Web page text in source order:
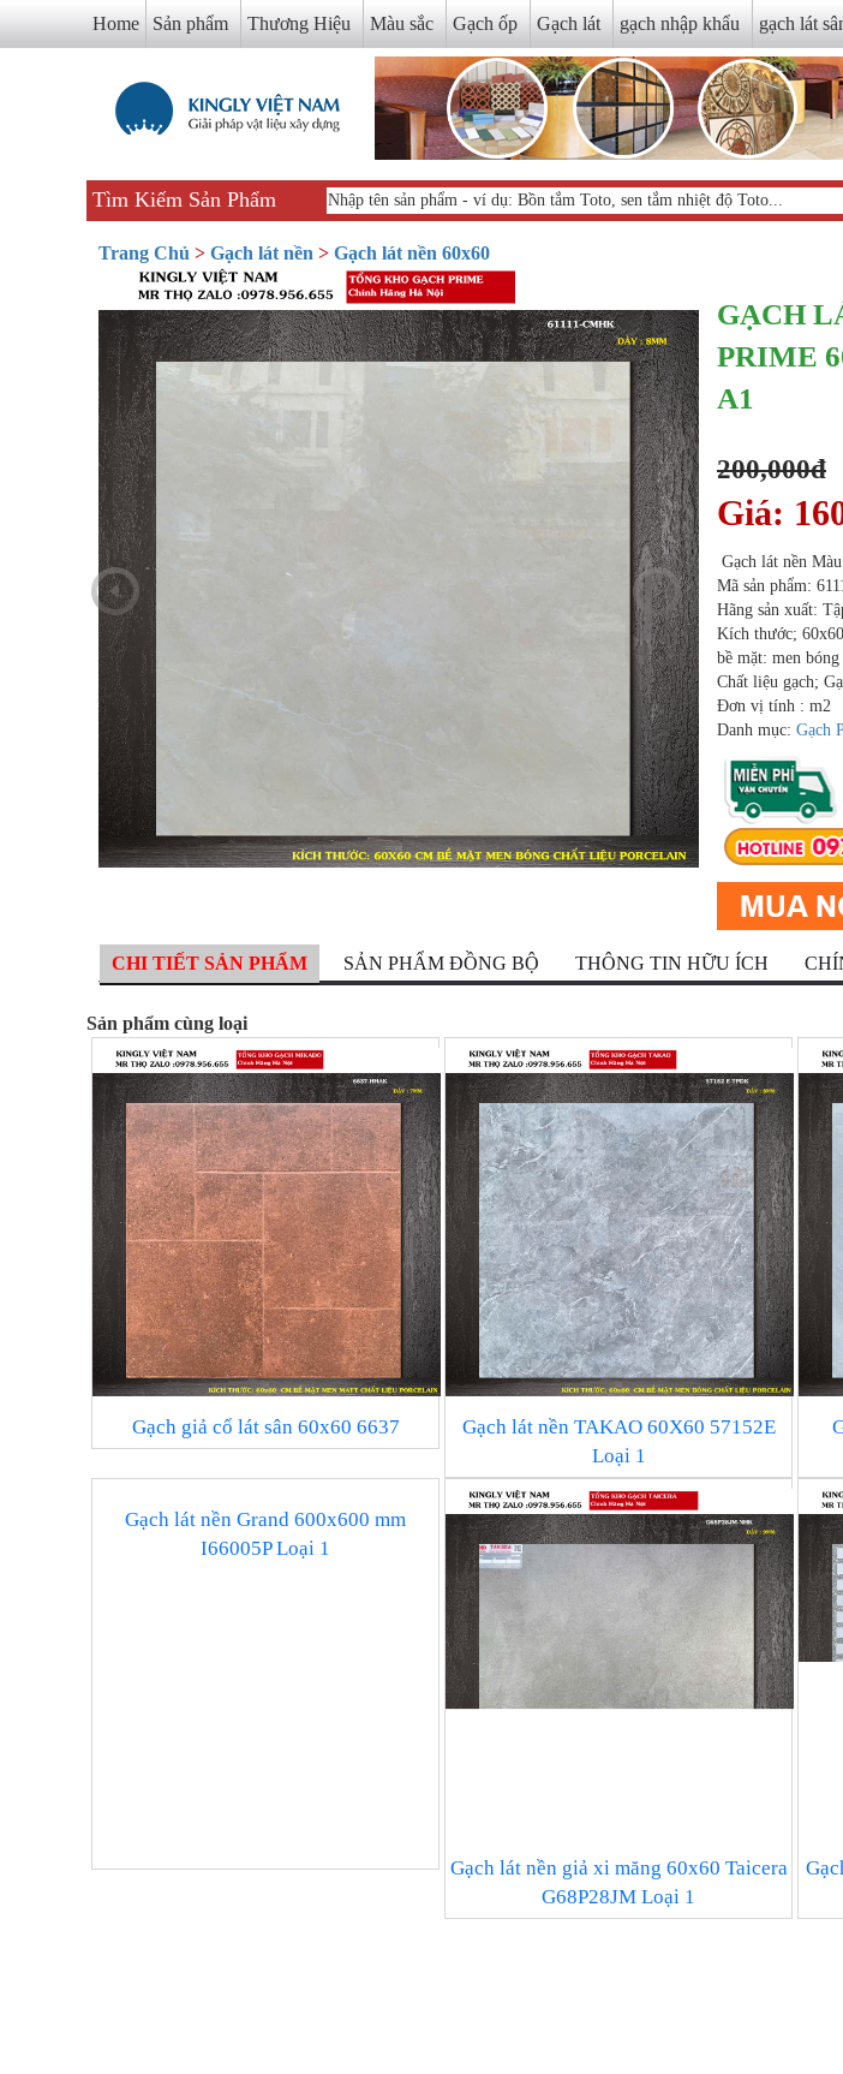
Home Sản phẩm Thương Hiệu Màu sắc Gạch ốp Gạch lát gạch nhập khẩu gạch lát
Tìm Kiếm Sản Phẩm
Trang Chủ > Gạch lát nền > Gạch lát nền 60x60
GẠCH
PRIME
A1
200,000đ
Giá:
Gạch lát nền
Mã sản phẩm:
Hãng sản xuất:
Kích thước;
bề mặt: men bóng
Chất liệu gạch;
Đơn vị tính : m2
Danh mục: Gạch
CHI TIẾT SẢN PHẨM SẢN PHẨM ĐỒNG BỘ THÔNG TIN HỮU ÍCH
Sản phẩm cùng loại
Gạch giả cổ lát sân 60x60 6637
Gạch lát nền TAKAO 60X60 57152E
Loại 1
Gạch lát nền Grand 600x600 mm
I66005P Loại 1
Gạch lát nền giả xi măng 60x60 Taicera
G68P28JM Loại 1